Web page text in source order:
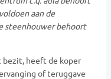
aan de
steenhouwer behoort
bezit, heeft de koper
of teruggave